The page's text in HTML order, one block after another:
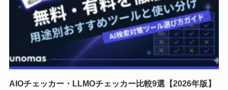
AIOチェッカー・LLMOチェッカー比較9選【2026年版】